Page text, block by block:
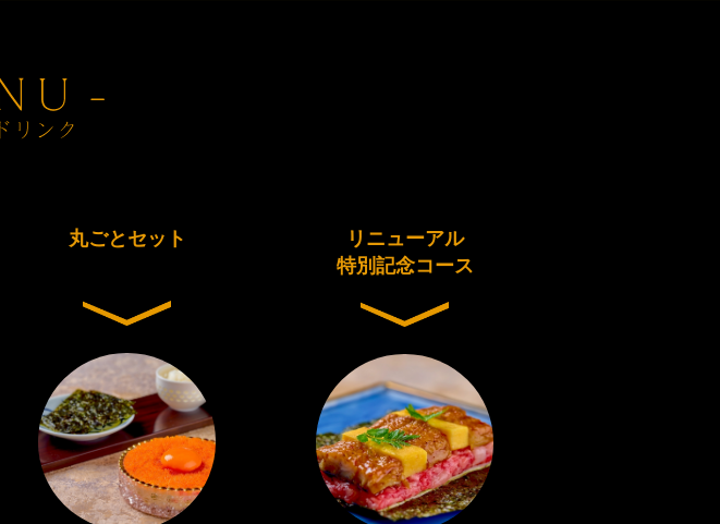
丸ごとセット
リニューアル
特別記念コース